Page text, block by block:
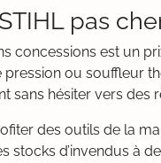
pas
concessions est un
ou souffleur
sans hésiter vers des
des outils de la
d’invendus à